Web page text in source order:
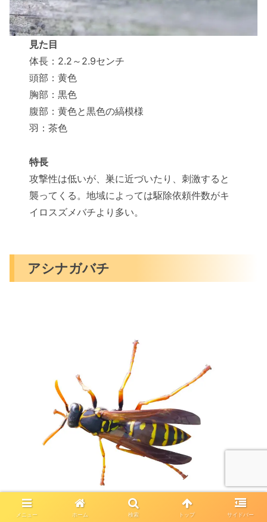
見た目
体長：2.2～2.9センチ
頭部：黄色
胸部：黒色
腹部：黄色と黒色の縞模様
羽：茶色
特長
攻撃性は低いが、巣に近づいたり、刺激すると
襲ってくる。地域によっては駆除依頼件数がキ
イロスズメバチより多い。
アシナガバチ
メニュー ホーム 検索 トップ サイドバー